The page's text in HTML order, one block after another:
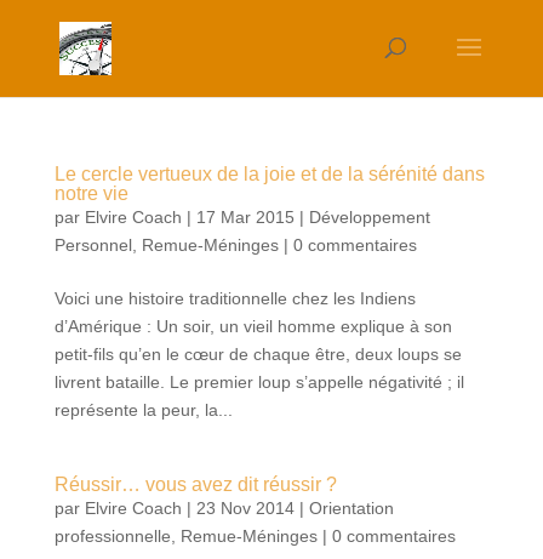
Le cercle vertueux de la joie et de la sérénité dans
notre vie
par Elvire Coach | 17 Mar 2015 | Développement
Personnel, Remue-Méninges| 0 commentaires
Voici une histoire traditionnelle chez les Indiens
d’Amérique : Un soir, un vieil homme explique à son
petit-fils qu’en le cœur de chaque être, deux loups se
livrent bataille. Le premier loup s’appelle négativité ; il
représente la peur, la...
Réussir… vous avez dit réussir ?
par Elvire Coach | 23 Nov 2014| Orientation
professionnelle
Remue-Méninges| 0 commentaires